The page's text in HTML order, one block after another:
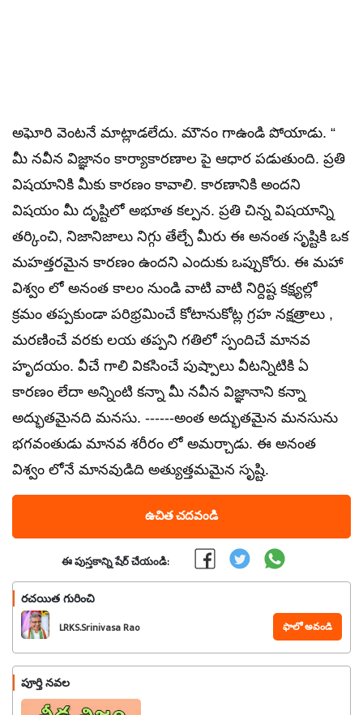
అఘోరి వెంటనే మాట్లాడలేదు. మౌనం గాఉండి పోయాడు. “
మీ నవీన విజ్ఞానం కార్యాకారణాల పై ఆధార పడుతుంది. ప్రతి
విషయానికి మీకు కారణం కావాలి. కారణానికి అందని
విషయం మీ దృష్టిలో అభూత కల్పన. ప్రతి చిన్న విషయాన్ని
తర్కించి, నిజానిజాలు నిగ్గు తేల్చే మీరు ఈ అనంత సృష్టికి ఒక
మహత్తరమైన కారణం ఉందని ఎందుకు ఒప్పుకోరు. ఈ మహా
విశ్వం లో అనంత కాలం నుండి వాటి వాటి నిర్దిష్ట కక్ష్యల్లో
క్రమం తప్పకుండా పరిభ్రమించే కోటానుకోట్ల గ్రహ నక్షత్రాలు ,
మరణించే వరకు లయ తప్పని గతిలో స్పందిచే మానవ
హృదయం. వీచే గాలి వికసించే పుష్పాలు వీటన్నిటికి ఏ
కారణం లేదా అన్నింటి కన్నా మీ నవీన విజ్ఞానాని కన్నా
అద్భుతమైనది మనసు. ------అంత అద్భుతమైన మనసును
భగవంతుడు మానవ శరీరం లో అమర్చాడు. ఈ అనంత
విశ్వం లోనే మానవుడిది అత్యుత్తమమైన సృష్టి.
ఉచిత చదవండి
ఈ పుస్తకాన్ని షేర్ చేయండి:
రచయిత గురించి
LRKS.Srinivasa Rao ఫాలో అవండి
పూర్తి నవల